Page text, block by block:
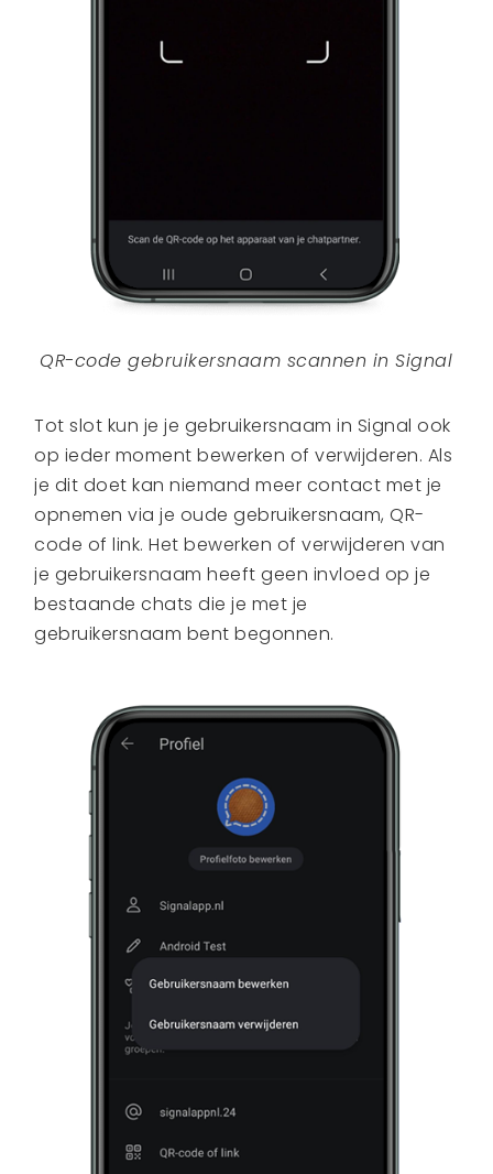
QR-code gebruikersnaam scannen in Signal
Tot slot kun je je gebruikersnaam in Signal ook
op ieder moment bewerken of verwijderen. Als
je dit doet kan niemand meer contact met je
opnemen via je oude gebruikersnaam, QR-
code of link. Het bewerken of verwijderen van
je gebruikersnaam heeft geen invloed op je
bestaande chats die je met je
gebruikersnaam bent begonnen.